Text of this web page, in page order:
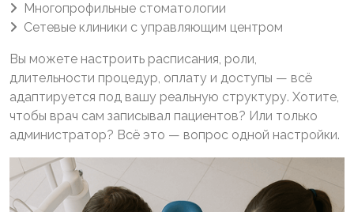
Многопрофильные стоматологии
Сетевые клиники с управляющим центром
Вы можете настроить расписания, роли,
длительности процедур, оплату и доступы — всё
адаптируется под вашу реальную структуру. Хотите,
чтобы врач сам записывал пациентов? Или только
администратор? Всё это — вопрос одной настройки.